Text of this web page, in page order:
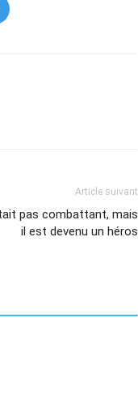
Article suivant
il est devenu un héros